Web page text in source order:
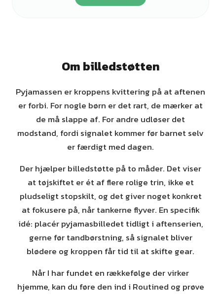
Om billedstøtten
Pyjamassen er kroppens kvittering på at aftenen
er forbi. For nogle børn er det rart, de mærker at
de må slappe af. For andre udløser det
modstand, fordi signalet kommer før barnet selv
er færdigt med dagen.
Der hjælper billedstøtte på to måder. Det viser
at tøjskiftet er ét af flere rolige trin, ikke et
pludseligt stopskilt, og det giver noget konkret
at fokusere på, når tankerne flyver. En specifik
idé: placér pyjamasbilledet tidligt i aftenserien,
gerne før tandbørstning, så signalet bliver
blødere og kroppen får tid til at skifte gear.
Når I har fundet en rækkefølge der virker
hjemme, kan du føre den ind i Routined og prøve